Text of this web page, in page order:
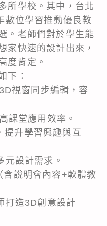
所學校。其中，台北
數位學習推動優良教
。老師們對於學生能
家快速的設計出來，
度肯定。
下：
視窗同步編輯，容
課堂應用效率。
提升學習興趣與互
元設計需求。
含說明會內容+軟體教
打造3D創意設計